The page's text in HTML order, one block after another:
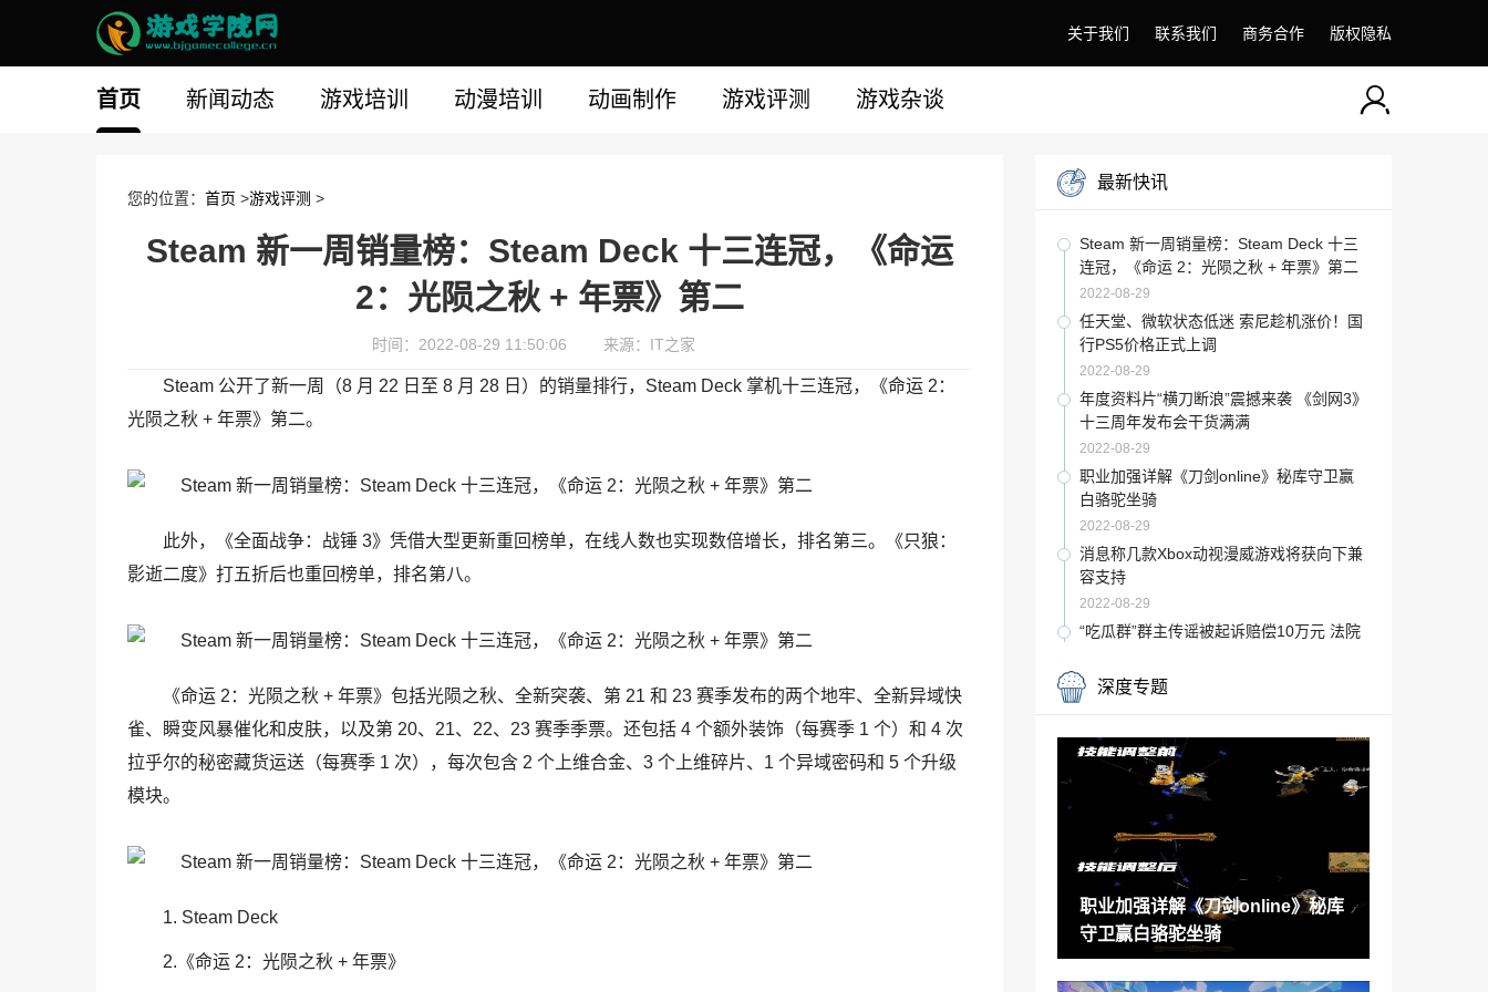
关于我们 联系我们 商务合作 版权隐私
首页 新闻动态 游戏培训 动漫培训 动画制作 游戏评测 游戏杂谈
您的位置： 首页 >游戏评测 >
Steam 新一周销量榜：Steam Deck 十三连冠，《命运
2：光陨之秋 + 年票》第二
时间：2022-08-29 11:50:06 来源：IT之家
Steam 公开了新一周（8 月 22 日至 8 月 28 日）的销量排行，Steam Deck 掌机十三连冠，《命运 2：
光陨之秋 + 年票》第二。
此外，《全面战争：战锤 3》凭借大型更新重回榜单，在线人数也实现数倍增长，排名第三。《只狼：
影逝二度》打五折后也重回榜单，排名第八。
《命运 2：光陨之秋 + 年票》包括光陨之秋、全新突袭、第 21 和 23 赛季发布的两个地牢、全新异域快
雀、瞬变风暴催化和皮肤，以及第 20、21、22、23 赛季季票。还包括 4 个额外装饰（每赛季 1 个）和 4 次
拉乎尔的秘密藏货运送（每赛季 1 次），每次包含 2 个上维合金、3 个上维碎片、1 个异域密码和 5 个升级
模块。
1. Steam Deck
2.《命运 2：光陨之秋 + 年票》
最新快讯
Steam 新一周销量榜：Steam Deck 十三
连冠，《命运 2：光陨之秋 + 年票》第二
2022-08-29
任天堂、微软状态低迷 索尼趁机涨价！国
行PS5价格正式上调
2022-08-29
年度资料片“横刀断浪”震撼来袭 《剑网3》
十三周年发布会干货满满
2022-08-29
职业加强详解《刀剑online》秘库守卫赢
白骆驼坐骑
2022-08-29
消息称几款Xbox动视漫威游戏将获向下兼
容支持
2022-08-29
“吃瓜群”群主传谣被起诉赔偿10万元 法院
2022-08-29
2022-08-29
Xbox菲尔·斯宾塞透露自己每周要玩15个
2022-08-29
Steam新一周销量榜 Steam deck十三连冠
2022-08-29
日赚近11亿！“三桶油”最新业绩出炉：均
创历史新高
深度专题
职业加强详解《刀剑online》秘库
守卫赢白骆驼坐骑